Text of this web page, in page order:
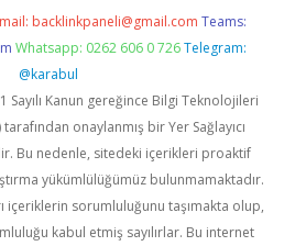
backlinkpaneli@gmail.com Teams:
Whatsapp: 0262 606 0 726 Telegram:
@karabul
Sayılı Kanun gereğince Bilgi Teknolojileri
onaylanmış bir Yer Sağlayıcı
Bu nedenle, sitedeki içerikleri proaktif
yükümlülüğümüz bulunmamaktadır.
içeriklerin sorumluluğunu taşımakta olup,
kabul etmiş sayılırlar. Bu internet